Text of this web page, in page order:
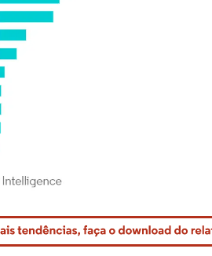
atribuição conforme CC BY 4.0.